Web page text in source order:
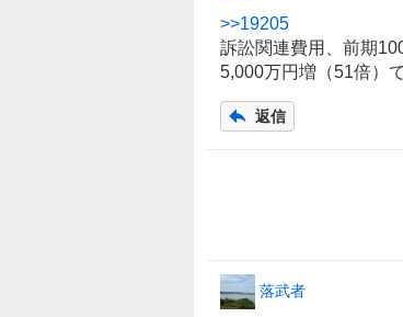
売
、
強
>>19205
訴訟関連費用、前期
5,000万円増（51倍）
返信
落武者